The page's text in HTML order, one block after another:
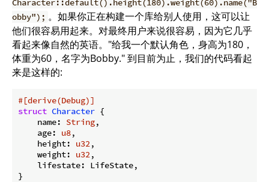
Character::default().height(180).weight(60).name("B
obby"); 。如果你正在构建一个库给别人使用，这可以让
他们很容易用起来。对最终用户来说很容易，因为它几乎
看起来像自然的英语。"给我一个默认角色，身高为180，
体重为60，名字为Bobby." 到目前为止，我们的代码看起
来是这样的:
#[derive(Debug)]
struct Character {
    name:
String,
    age:
u8,
    height:
u32,
    weight:
u32,
    lifestate: LifeState,
}